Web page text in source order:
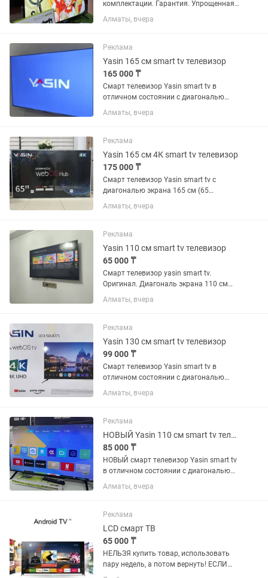
комплектации. Гарантия. Упрощенная
версия Smart. Есть Wifi,Iwi,Megogo.
Упрощенная версия YouTube.
32 дюйма/81см. Разъемы
usb/hdmi/av....
Алматы, вчера
Реклама
Yasin 165 см smart tv телевизор
165 000 ₸
Смарт телевизор Yasin smart tv в
отличном состоянии с диагональю
экрана 165 см (65 дюймов).
Встроенный цифровой тюнер с 25
и много других интересных...
Алматы, вчера
Реклама
Yasin 165 см 4К smart tv телевизор
175 000 ₸
Смарт телевизор Yasin smart tv с
диагональю экрана 165 см (65
дюймов). Операционная система
Webos (LG). Пульт джойстик с указкой и
цифровой тюнер с 25 бесплатными...
Алматы, вчера
Реклама
Yasin 110 см smart tv телевизор
65 000 ₸
Смарт телевизор yasin smart tv.
Оригинал. Диагональ экрана 110 см
(43 дюйма). Коробка, пульт и ножки в
комплекте.
Алматы, вчера
Реклама
Yasin 130 см smart tv телевизор
99 000 ₸
Смарт телевизор Yasin smart tv в
отличном состоянии с диагональю
экрана 130 см (50 дюймов).
Встроенный цифровой тюнер с 25
и много других интересных...
Алматы, вчера
Реклама
НОВЫЙ Yasin 110 см smart tv телевизор
85 000 ₸
НОВЫЙ смарт телевизор Yasin smart tv
в отличном состоянии с диагональю
экрана 106 см (40 дюймов).
Встроенный цифровой тюнер с 25
и много других интересных...
Алматы, вчера
Реклама
LCD смарт ТВ
65 000 ₸
НЕЛЬЗЯ купить товар, использовать
пару недель, а потом вернуть! ЕСЛИ
товар исправен, он ваш навсегда.